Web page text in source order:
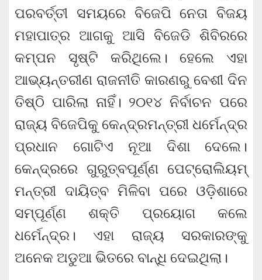
ପରବର୍ତ୍ତୀ ସମୟରେ ବିଜେପି ନେତା ବିଜୟ
ମହାପାତ୍ର ଆଗକୁ ଆସି ବିଜେଡି ଶିବିରରେ
କମ୍ପନ ସୃଷ୍ଟି କରିଥିଲେ। ହେଲେ ଏହା
ଆଭ୍ୟନ୍ତରୀଣ ରାଜନୀତି କାରଣରୁ ବେଶୀ ଦିନ
ତିଷ୍ଠି ପାରିଲା ନାହିଁ। ୨୦୧୪ ନିର୍ବାଚନ ପରେ
ରାଜ୍ୟ ବିଜେପିକୁ କେନ୍ଦ୍ରମନ୍ତ୍ରୀ ଧର୍ମେନ୍ଦ୍ର
ପ୍ରଧାନ ଗୋଟିଏ ନୂଆ ଦିଶା ଦେଲେ।
କେନ୍ଦ୍ରରେ ଗୁରୁତ୍ବପୂର୍ଣ୍ଣ ପେଟ୍ରୋଲିୟମ୍
ମନ୍ତ୍ରୀ ଦାୟିତ୍ବ ମିଳିବା ପରେ ଓଡ଼ିଶାରେ
ସମ୍ପୂର୍ଣ୍ଣ ଶକ୍ତି ପ୍ରୟୋଗ କଲେ
ଧର୍ମେନ୍ଦ୍ର। ଏହା ରାଜ୍ୟ ସରକାରଙ୍କୁ
ଅନେକ ଅଡୁଆ ଭିତରେ ବାନ୍ଧି ଦେଇଥିଲା।